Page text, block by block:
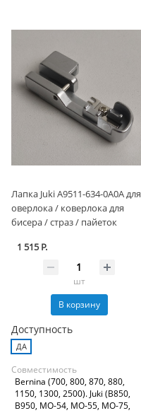
Лапка Juki A9511-634-0A0A для
оверлока / коверлока для
бисера / страз / пайеток
1 515 Р.
шт
В корзину
Доступность
ДА
Совместимость
Bernina (700, 800, 870, 880,
1150, 1300, 2500). Juki (B850,
B950, MO-54, MO-55, MO-75,